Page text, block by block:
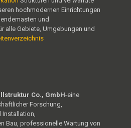
hochmodernen Einrichtungen
und
alle Gebiete, Umgebungen und
Co., GmbH-eine
Forschung,
Installation,
Bau, professionelle Wartung von